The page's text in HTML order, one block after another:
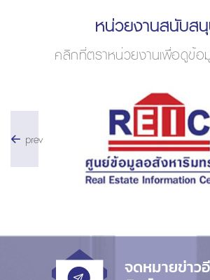
หน่วยงานสนับส
คลิกที่ตราหน่วยงานเพื่อดูข้อ
prev
จดหมายข่าว